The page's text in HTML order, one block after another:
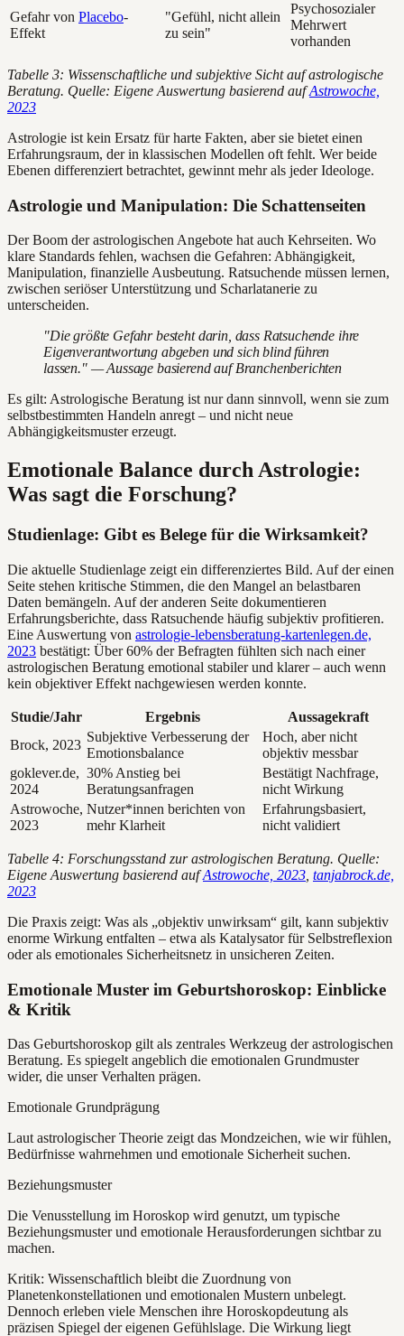
Gefahr von Placebo-
Effekt
"Gefühl, nicht allein
zu sein"
Psychosozialer
Mehrwert
vorhanden
Tabelle 3: Wissenschaftliche und subjektive Sicht auf astrologische
Beratung. Quelle: Eigene Auswertung basierend aufAstrowoche,
2023
Astrologie ist kein Ersatz für harte Fakten, aber sie bietet einen
Erfahrungsraum, der in klassischen Modellen oft fehlt. Wer beide
Ebenen differenziert betrachtet, gewinnt mehr als jeder Ideologe.
Astrologie und Manipulation: Die Schattenseiten
Der Boom der astrologischen Angebote hat auch Kehrseiten. Wo
klare Standards fehlen, wachsen die Gefahren: Abhängigkeit,
Manipulation, finanzielle Ausbeutung. Ratsuchende müssen lernen,
zwischen seriöser Unterstützung und Scharlatanerie zu
unterscheiden.
"Die größte Gefahr besteht darin, dass Ratsuchende ihre
Eigenverantwortung abgeben und sich blind führen
lassen." — Aussage basierend auf Branchenberichten
Es gilt: Astrologische Beratung ist nur dann sinnvoll, wenn sie zum
selbstbestimmten Handeln anregt – und nicht neue
Abhängigkeitsmuster erzeugt.
Emotionale Balance durch Astrologie:
Was sagt die Forschung?
Studienlage: Gibt es Belege für die Wirksamkeit?
Die aktuelle Studienlage zeigt ein differenziertes Bild. Auf der einen
Seite stehen kritische Stimmen, die den Mangel an belastbaren
Daten bemängeln. Auf der anderen Seite dokumentieren
Erfahrungsberichte, dass Ratsuchende häufig subjektiv profitieren.
Eine Auswertung von astrologie-lebensberatung-kartenlegen.de,
2023 bestätigt: Über 60% der Befragten fühlten sich nach einer
astrologischen Beratung emotional stabiler und klarer – auch wenn
kein objektiver Effekt nachgewiesen werden konnte.
Studie/Jahr Ergebnis
Aussagekraft
Brock, 2023
Subjektive Verbesserung der
Emotionsbalance
Hoch, aber nicht
objektiv messbar
goklever.de,
2024
30% Anstieg bei
Beratungsanfragen
Bestätigt Nachfrage,
nicht Wirkung
Astrowoche,
2023
Nutzer*innen berichten von
mehr Klarheit
Erfahrungsbasiert,
nicht validiert
Tabelle 4: Forschungsstand zur astrologischen Beratung. Quelle:
Eigene Auswertung basierend aufAstrowoche, 2023 tanjabrock.de,
2023
Die Praxis zeigt: Was als „objektiv unwirksam“ gilt, kann subjektiv
enorme Wirkung entfalten – etwa als Katalysator für Selbstreflexion
oder als emotionales Sicherheitsnetz in unsicheren Zeiten.
Emotionale Muster im Geburtshoroskop: Einblicke
& Kritik
Das Geburtshoroskop gilt als zentrales Werkzeug der astrologischen
Beratung. Es spiegelt angeblich die emotionalen Grundmuster
wider, die unser Verhalten prägen.
Emotionale Grundprägung
Laut astrologischer Theorie zeigt das Mondzeichen, wie wir fühlen,
Bedürfnisse wahrnehmen und emotionale Sicherheit suchen.
Beziehungsmuster
Die Venusstellung im Horoskop wird genutzt, um typische
Beziehungsmuster und emotionale Herausforderungen sichtbar zu
machen.
Kritik: Wissenschaftlich bleibt die Zuordnung von
Planetenkonstellationen und emotionalen Mustern unbelegt.
Dennoch erleben viele Menschen ihre Horoskopdeutung als
präzisen Spiegel der eigenen Gefühlslage. Die Wirkung liegt